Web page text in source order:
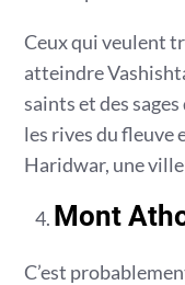
Ceux qui veulent
atteindre
saints et des
les rives du fleuve
Haridwar, une ville
Mont
C’est